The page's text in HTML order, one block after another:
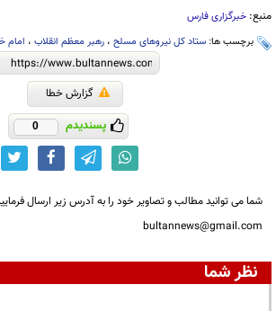
منبع: خبرگزاری فارس
برچسب ها: ستاد کل نیروهای مسلح ، رهبر معظم انقلاب ، امام
گزارش خطا
پسندیدم 0
شما می توانید مطالب و تصاویر خود را به آدرس زیر ارسال
bultannews@gmail.com
نظر شما